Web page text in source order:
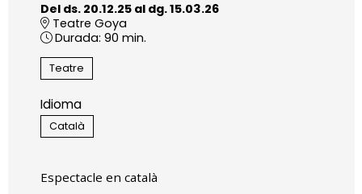
Del ds. 20.12.25al dg. 15.03.26
Teatre Goya
Durada: 90 min.
Teatre
Idioma
Català
Espectacle en català